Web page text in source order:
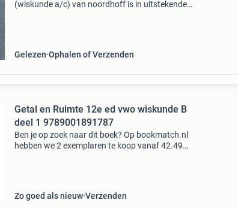
(wiskunde a/c) van noordhoff is in uitstekende
Gelezen Ophalen of Verzenden
Getal en Ruimte 12e ed vwo wiskunde B
deel 1 9789001891787
Ben je op zoek naar dit boek? Op bookmatch.nl
hebben we 2 exemplaren te koop vanaf 42.49
Zo goed als nieuw Verzenden